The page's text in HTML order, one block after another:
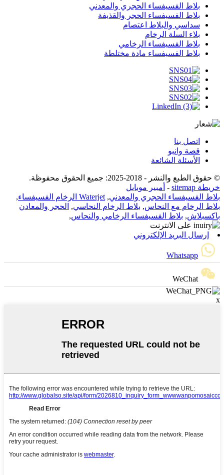
بلاط الفسيفساء الحجري والمعدني
بلاط الفسيفساء الحجر والقذيفة
سداسي والبلاط اعتصام
بلاء السلة الرخام
بلاط الفسيفساء الرخامي
بلاط الفسيفساء مادة مختلطة
اتصل بنا
قصة وانبو
الأسئلة الشائعة
© حقوق الطبع والنشر - 2018-2025: جميع الحقوق محفوظة.
خريطة sitemap
- أمبير موبايل
بلاط الفسيفساء الحجري والمعدني, Waterjet الرخام الفسيفساء
,
بلاط الرخام مع النحاس, بلاط الرخام النحاسي, الحجر والمعادن
باكسبلاش, بلاط الفسيفساء الرخامي والنحاس,
إرسال البريد الإلكتروني
Whatsapp
WeChat
x